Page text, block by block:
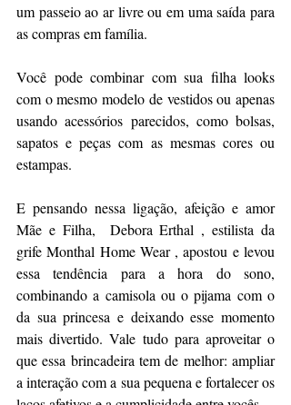
um passeio ao ar livre ou em uma saída para
as compras em família.
Você pode combinar com sua filha looks
com o mesmo modelo de vestidos ou apenas
usando acessórios parecidos, como bolsas,
sapatos e peças com as mesmas cores ou
estampas.
E pensando nessa ligação, afeição e amor
Mãe e Filha,  Debora Erthal , estilista da
grife Monthal Home Wear , apostou e levou
essa tendência para a hora do sono,
combinando a camisola ou o pijama com o
da sua princesa e deixando esse momento
mais divertido. Vale tudo para aproveitar o
que essa brincadeira tem de melhor: ampliar
a interação com a sua pequena e fortalecer os